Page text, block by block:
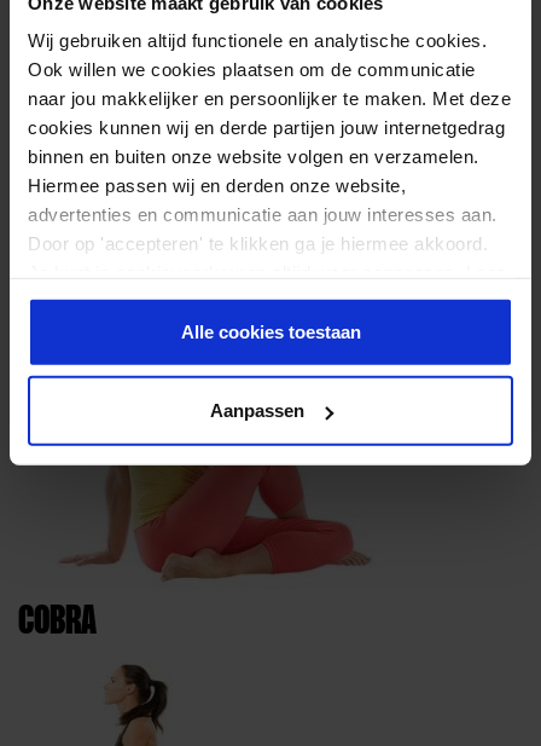
Wij gebruiken altijd functionele en analytische cookies.
Ook willen we cookies plaatsen om de communicatie
naar jou makkelijker en persoonlijker te maken. Met deze
cookies kunnen wij en derde partijen jouw internetgedrag
binnen en buiten onze website volgen en verzamelen.
Hiermee passen wij en derden onze website,
advertenties en communicatie aan jouw interesses aan.
Door op 'accepteren' te klikken ga je hiermee akkoord.
er meer over in onsprivacy beleid.
Alle cookies toestaan
Aanpassen
grond achter je. Draai nu zo ver naar rechts als je kunt. Maak
deze beweging vanuit je buik en houd je billen hierbij op de
grond. Houd deze positie 1 minuut vast en verwissel van
kant.
Spiergroep
: billen, onderrug, schuine buikspieren
Intensiteit: gemiddeld
Duur: 2-3 minuten
COBRA